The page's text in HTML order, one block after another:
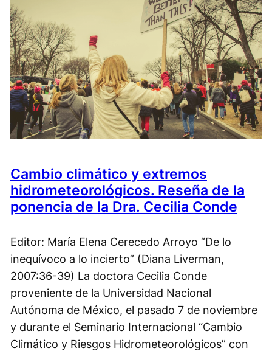
Cambio climático y extremos
hidrometeorológicos. Reseña de la
ponencia de la Dra. Cecilia Conde
Editor: María Elena Cerecedo Arroyo “De lo
inequívoco a lo incierto” (Diana Liverman,
2007:36-39) La doctora Cecilia Conde
proveniente de la Universidad Nacional
Autónoma de México, el pasado 7 de noviembre
y durante el Seminario Internacional “Cambio
Climático y Riesgos Hidrometeorológicos” con